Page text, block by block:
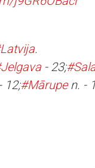
.
- 23;
- 12;#Mārupen. -